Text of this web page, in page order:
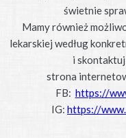
świetnie
Mamy również
lekarskiej według
i
strona
FB: https://
IG: https://